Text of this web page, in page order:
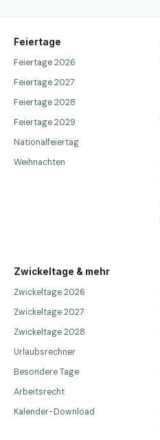
Feiertage
Feiertage 2026
Feiertage 2027
Feiertage 2028
Feiertage 2029
Nationalfeiertag
Weihnachten
Zwickeltage & mehr
Zwickeltage 2026
Zwickeltage 2027
Zwickeltage 2028
Urlaubsrechner
Besondere Tage
Arbeitsrecht
Kalender-Download